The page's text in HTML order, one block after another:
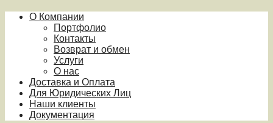
О Компании
Портфолио
Контакты
Возврат и обмен
Услуги
О нас
Доставка и Оплата
Для Юридических Лиц
Наши клиенты
Документация